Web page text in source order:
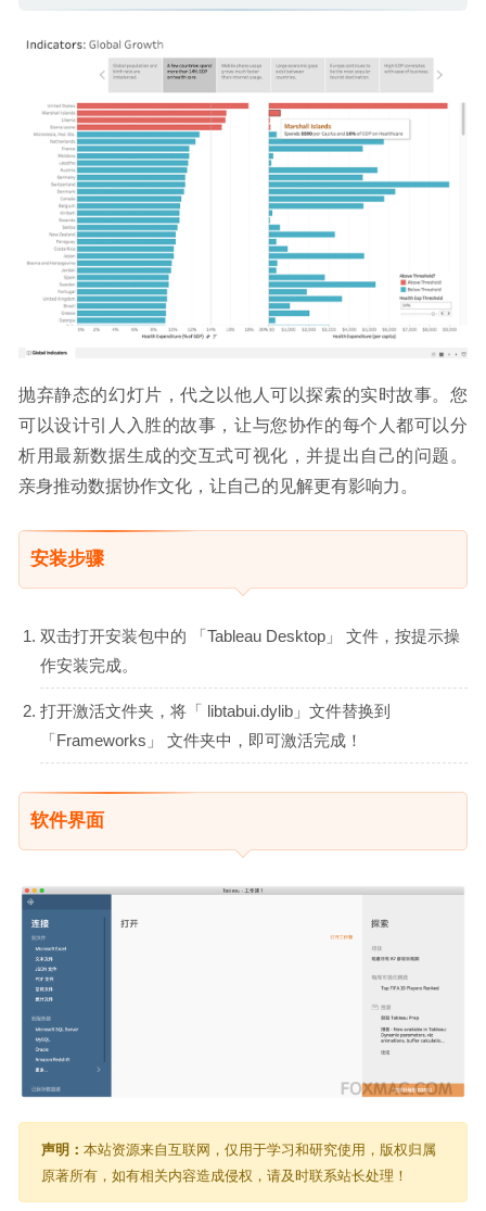
抛弃静态的幻灯片，代之以他人可以探索的实时故事。您
可以设计引人入胜的故事，让与您协作的每个人都可以分
析用最新数据生成的交互式可视化，并提出自己的问题。
亲身推动数据协作文化，让自己的见解更有影响力。
安装步骤
双击打开安装包中的 「Tableau Desktop」 文件，按提示操
作安装完成。
打开激活文件夹，将「 libtabui.dylib」文件替换到
「Frameworks」 文件夹中，即可激活完成！
软件界面
声明： 本站资源来自互联网，仅用于学习和研究使用，版权归属
原著所有，如有相关内容造成侵权，请及时联系站长处理！